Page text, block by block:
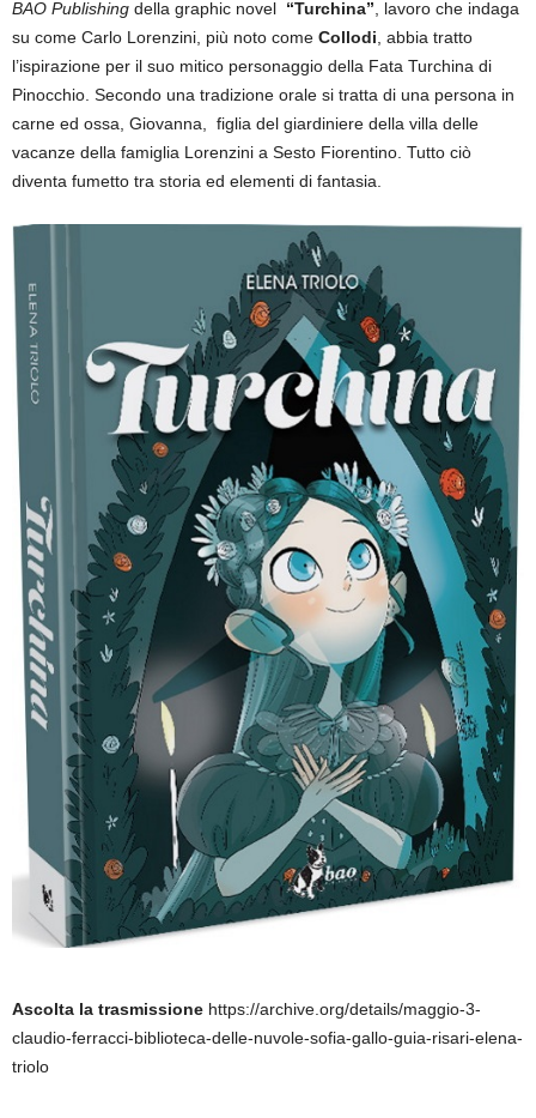
BAO Publishing della graphic novel “Turchina” , lavoro che indaga
su come Carlo Lorenzini, più noto come Collodi , abbia tratto
l’ispirazione per il suo mitico personaggio della Fata Turchina di
Pinocchio. Secondo una tradizione orale si tratta di una persona in
carne ed ossa, Giovanna, figlia del giardiniere della villa delle
vacanze della famiglia Lorenzini a Sesto Fiorentino. Tutto ciò
diventa fumetto tra storia ed elementi di fantasia.
Ascolta la trasmissione https://archive.org/details/maggio-3-
claudio-ferracci-biblioteca-delle-nuvole-sofia-gallo-guia-risari-elena-
triolo